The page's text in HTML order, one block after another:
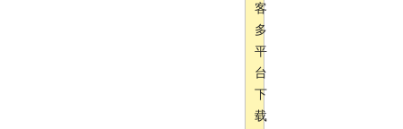
客
多
平
台
下
载